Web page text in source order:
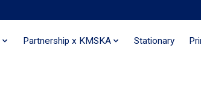
Partnership x KMSKA Stationary